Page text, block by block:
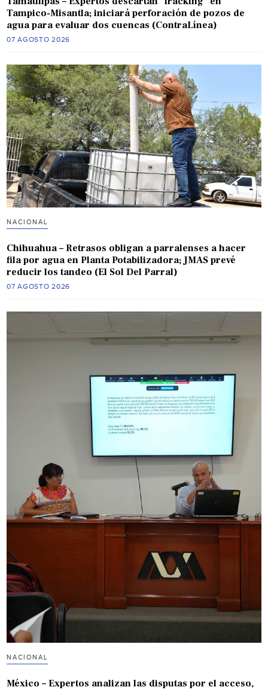
Tampico-Misantla; iniciará perforación de pozos de
agua para evaluar dos cuencas (ContraLínea)
07 AGOSTO 2026
NACIONAL
Chihuahua – Retrasos obligan a parralenses a hacer
fila por agua en Planta Potabilizadora; JMAS prevé
reducir los tandeo (El Sol Del Parral)
07 AGOSTO 2026
NACIONAL
México – Expertos analizan las disputas por el acceso,